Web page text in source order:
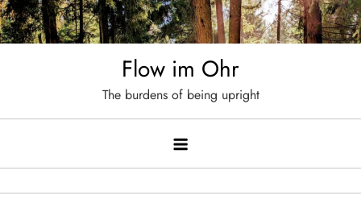
Skip
to
Flow im Ohr
The burdens of being upright